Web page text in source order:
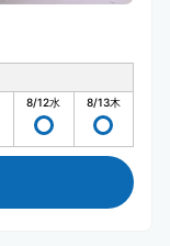
8/12水 8/13木